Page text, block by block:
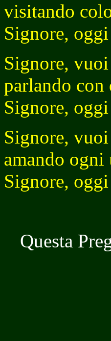
visitando
Signore,
Signore, vuoi
parlando con
Signore,
Signore,
amando ogni
Signore,
Questa